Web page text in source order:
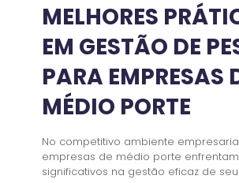
MELHORES
EM GESTÃO DE
PARA EMPRESAS
MÉDIO PORTE
No competitivo ambiente
empresas de médio porte
significativos na gestão eficaz de